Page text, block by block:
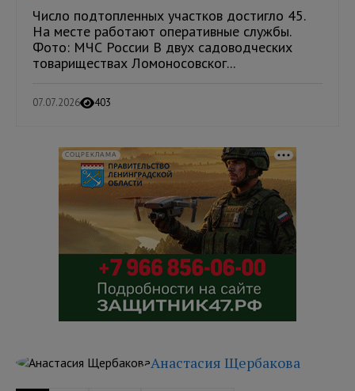
Число подтопленных участков достигло 45.
На месте работают оперативные службы.
Фото: МЧС России В двух садоводческих
товариществах Ломоносовског...
07.07.2026 403
СОЦРЕКЛАМА
Анастасия Щербакова